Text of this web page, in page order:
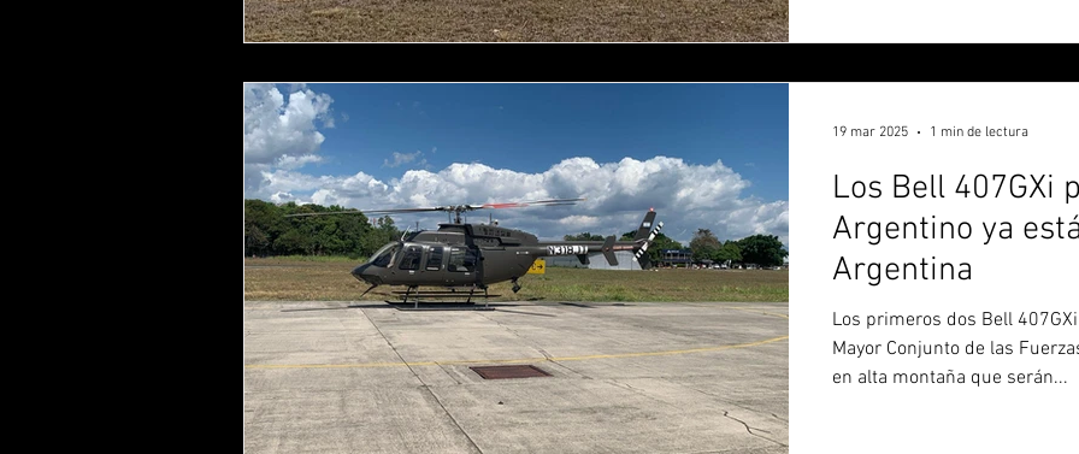
Los Bell 407GXi
Argentino ya
Argentina
Los primeros dos Bell
Mayor Conjunto de las
en alta montaña que serán...
19 mar 2025 1 min de lectura